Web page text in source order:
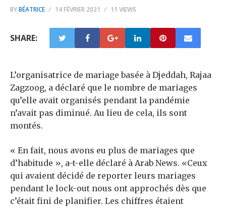
BYBÉATRICE 14 FÉVRIER 2021 11 VIEWS
SHARE:
L’organisatrice de mariage basée à Djeddah, Rajaa
Zagzoog, a déclaré que le nombre de mariages
qu’elle avait organisés pendant la pandémie
n’avait pas diminué. Au lieu de cela, ils sont
montés.
« En fait, nous avons eu plus de mariages que
d’habitude », a-t-elle déclaré à Arab News. «Ceux
qui avaient décidé de reporter leurs mariages
pendant le lock-out nous ont approchés dès que
c’était fini de planifier. Les chiffres étaient